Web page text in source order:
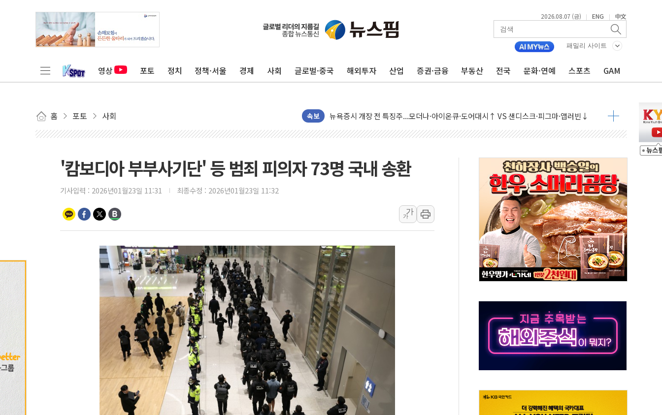
2026.08.07 (금) | ENG | 中文
패밀리 사이트
영상 포토 정치 정책·서울 경제 사회 글로벌·중국 해외투자 산업 증권·금융 부동산 전국 문화·연예 스포츠 GAM
홈 포토 사회 속보
리투아니아 국방 "러, 우크라 드론으로 나토 회원국 공격 검토… 거짓 깃발 작전"
뉴욕증시 개장 전 특징주...모더나·아이온큐·도어대시↑ VS 샌디스크·피그마·앱러빈↓
청와대, 북한 단거리 탄도미사일 발사에 긴급 안보 점검회의
금값 7주 만에 최고…美 고용 둔화·호르무즈 재개방 기대에 강세
[인도증시] 중동 긴장 완화에 실적 호조까지, 상승...호실적 보고 기업 상승세 뚜렷
러, 1인칭시점 드론으로 우크라 민간인 '사파리' 공격… 시민들 공포감 극대화 전략
[베트남 증시] 지수 하락 속 'DGC' 임시 주총 기대감에 홀로 상한가…마진 잔액은 사상 최고
'월가의 황제' 다이먼 "금융시장 레버리지 위험수위…숨은 차입이 더 큰 변수"
양주 섬유염색공장서 화재 1명 중상…대응 1단계 진압 중
김정관 산업부 장관 "주 52시간 손봐야, 경쟁상대 中과 비교해야"
해군 1함대 창설 80주년…지역과 함께하는 '선봉'의 대민 봉사
[3보] 북, 원산서 동해로 단거리 탄도미사일 1발 발사… 올해 10번째·42일 만 도발
우크라 드론 전술, 중남미 콜롬비아에 새 안보 위기… 반군·마약카르텔이 습득해 전투 활용
동해해경, 독도 해상서 부유물 감긴 어선 구조
주한미군 "오산기지 누출, 백린 아닌 무해한 표면 부식 물질"
구미 폐염산처리업체서 불 2시간30여분만에 진화...외국인 노동자 숨져
해군과 함께하는 '불금전파, 송정' 시즌2
'캄보디아 부부사기단' 등 범죄 피의자 73명 국내 송환
기사입력 : 2026년01월23일 11:31 최종수정 : 2026년01월23일 11:32
가
가